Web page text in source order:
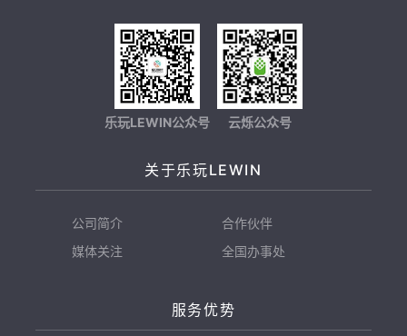
乐玩LEWIN公众号 云烁公众号
关于乐玩LEWIN
公司简介
合作伙伴
媒体关注
全国办事处
服务优势